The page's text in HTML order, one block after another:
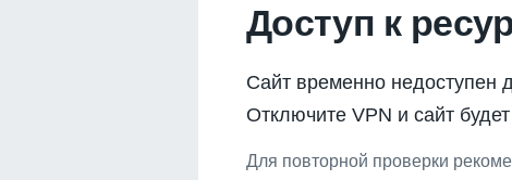
Доступ к
Сайт временно недоступен
Отключите VPN и сайт
Для повторной проверки